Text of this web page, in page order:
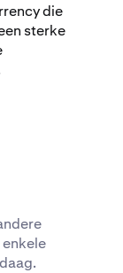
die
sterke